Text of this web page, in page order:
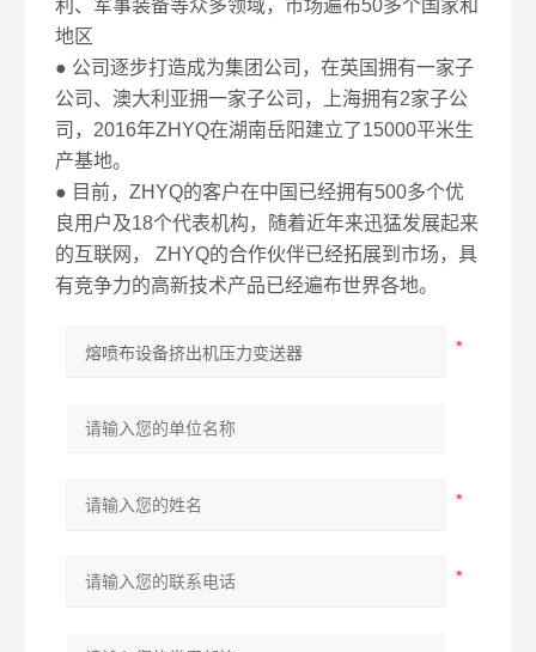
利、军事装备等众多领域，市场遍布50多个国家和
地区
● 公司逐步打造成为集团公司，在英国拥有一家子
公司、澳大利亚拥一家子公司，上海拥有2家子公
司，2016年ZHYQ在湖南岳阳建立了15000平米生
产基地。
● 目前，ZHYQ的客户在中国已经拥有500多个优
良用户及18个代表机构，随着近年来迅猛发展起来
的互联网， ZHYQ的合作伙伴已经拓展到市场，具
有竞争力的高新技术产品已经遍布世界各地。